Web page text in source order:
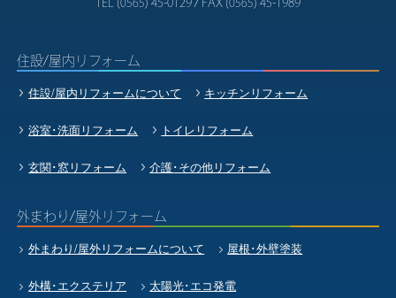
住設/屋内リフォーム
住設/屋内リフォームについて キッチンリフォーム
浴室･洗面リフォーム トイレリフォーム
玄関･窓リフォーム 介護･その他リフォーム
外まわり/屋外リフォーム
外まわり/屋外リフォームについて 屋根･外壁塗装
外構･エクステリア 太陽光･エコ発電